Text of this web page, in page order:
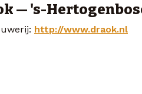
— 's-
http://www.draok.nl